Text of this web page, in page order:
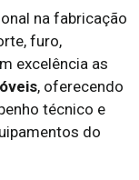
na fabricação
furo,
excelência as
, oferecendo
técnico e
do